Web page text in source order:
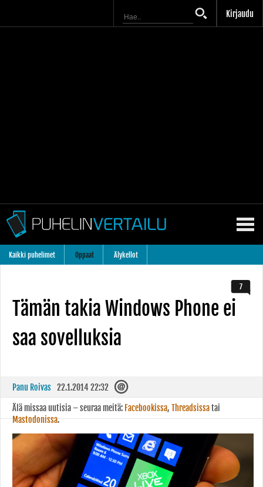
Kirjaudu
Kaikki puhelimet Oppaat Älykellot
Tämän takia Windows Phone ei
saa sovelluksia
7
Panu Roivas 22.1.2014 22:32
Älä missaa uutisia – seuraa meitä: Facebookissa, Threadsissatai
Mastodonissa.